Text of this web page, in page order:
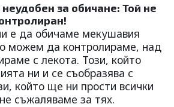
за обичане: Той не
е да обичаме мекушавия
можем да контролираме, над
с лекота. Този, който
ни и се съобразява с
който ще ни прости всички
съжаляваме за тях.